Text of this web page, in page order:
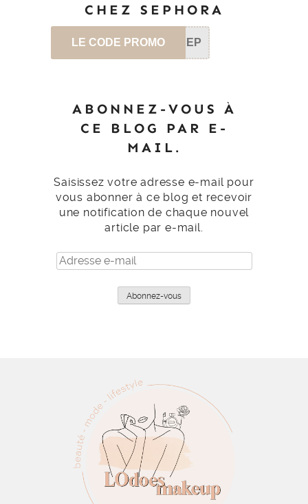
CHEZ SEPHORA
LE CODE PROMO SEP
ABONNEZ-VOUS À
CE BLOG PAR E-
MAIL.
Saisissez votre adresse e-mail pour
vous abonner à ce blog et recevoir
une notification de chaque nouvel
article par e-mail.
Adresse
e-
Abonnez-vous